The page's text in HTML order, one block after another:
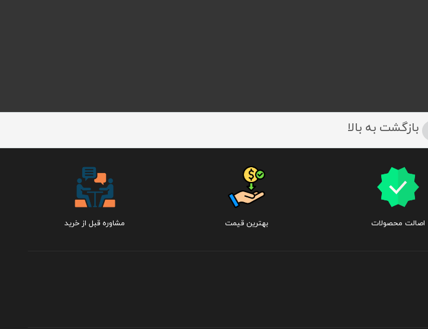
بازگشت به بالا
اصالت محصولات بهترین قیمت مشاوره قبل از خرید